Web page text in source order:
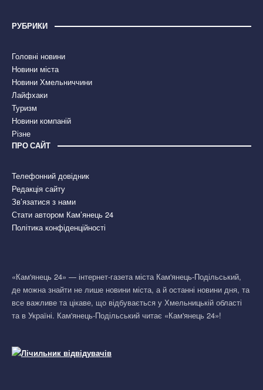
РУБРИКИ
Головні новини
Новини міста
Новини Хмельниччини
Лайфхаки
Туризм
Новини компаній
Різне
ПРО САЙТ
Телефонний довідник
Редакція сайту
Зв’язатися з нами
Стати автором Кам’янець 24
Політика конфіденційності
«Кам'янець 24» — інтернет-газета міста Кам'янець-Подільський,
де можна знайти не лише новини міста, а й останні новини дня, та
все важливе та цікаве, що відбувається у Хмельницькій області
та в Україні. Кам'янець-Подільський читає «Кам'янець 24»!